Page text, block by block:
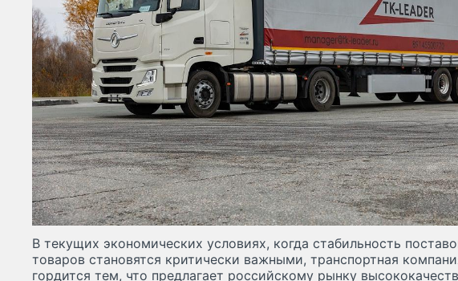
В текущих экономических условиях, когда стабильность
товаров становятся критически важными, транспортная
гордится тем, что предлагает российскому рынку